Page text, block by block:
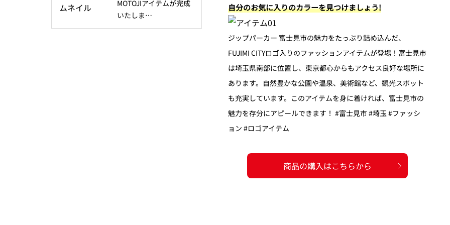
MOTOJIアイテムが完成
いたしま…
自分のお気に入りのカラーを見つけましょう!
ジップパーカー 富士見市の魅力をたっぷり詰め込んだ、
FUJIMI CITYロゴ入りのファッションアイテムが登場！富士見市
は埼玉県南部に位置し、東京都心からもアクセス良好な場所に
あります。自然豊かな公園や温泉、美術館など、観光スポット
も充実しています。このアイテムを身に着ければ、富士見市の
魅力を存分にアピールできます！ #富士見市 #埼玉 #ファッシ
ョン #ロゴアイテム
商品の購入はこちらから